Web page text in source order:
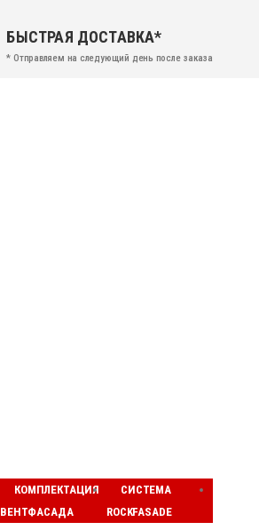
БЫСТРАЯ ДОСТАВКА*
* Отправляем на следующий день после заказа
КОМПЛЕКТАЦИЯ
ВЕНТФАСАДА
СИСТЕМА
ROCKFASADE